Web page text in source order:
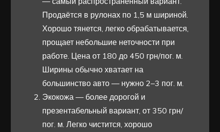
Продаётся в рулонах по 1,5 м шириной.
Хорошо тянется, легко обрабатывается,
прощает небольшие неточности при
работе. Цена от 180 до 450 грн/пог. м.
Ширины обычно хватает на
большинство авто — нужно 2–3 пог. м.
Экокожа — более дорогой и
презентабельный вариант, от 350 грн/
пог. м. Легко чистится, хорошо